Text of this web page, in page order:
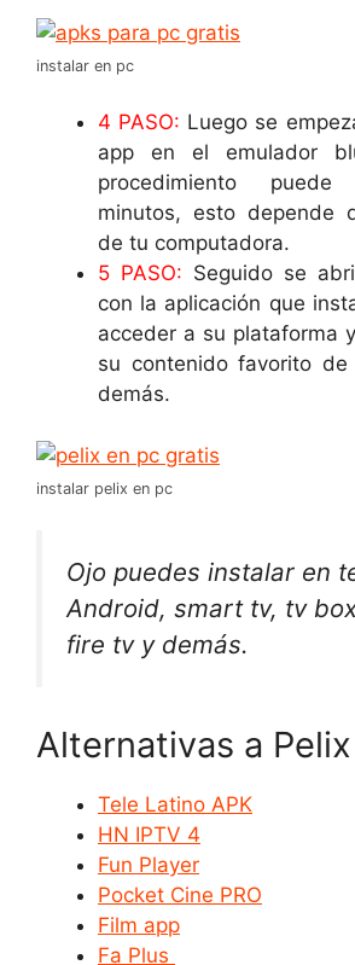
instalar en pc
4 PASO: Luego se
app en el emulador
procedimiento
minutos, esto depende
de tu computadora.
5 PASO: Seguido se
con la aplicación que
acceder a su plataforma
su contenido favorito
demás.
instalar pelix en pc
Ojo puedes instalar en
Android, smart tv, tv
fire tv y demás.
Alternativas a
Tele Latino APK
HN IPTV 4
Fun Player
Pocket Cine PRO
Film app
Fa Plus